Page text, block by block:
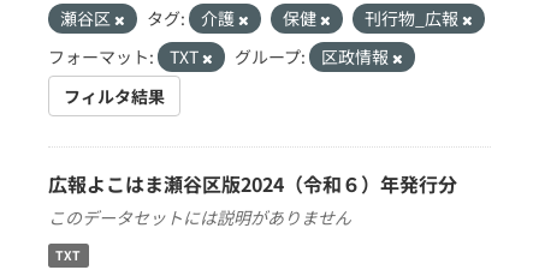
瀬谷区
タグ: 介護 保健
刊行物_広報
フォーマット:
TXT グループ:
区政情報
フィルタ結果
広報よこはま瀬谷区版2024（令和６）年発行分
このデータセットには説明がありません
TXT